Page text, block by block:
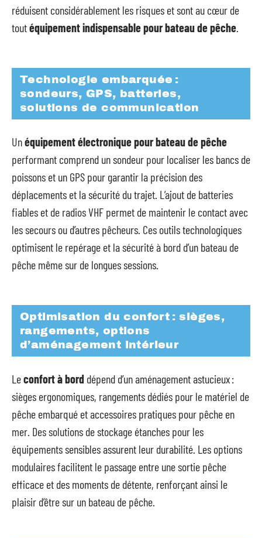
réduisent considérablement les risques et sont au cœur de
toutéquipement indispensable pour bateau de pêche
Technologie embarquée :
sondeurs, GPS, batteries,
solutions de communication
Unéquipement électronique pour bateau de pêche
performant comprend un sondeur pour localiser les bancs de
poissons et un GPS pour garantir la précision des
déplacements et la sécurité du trajet. L’ajout de batteries
fiables et de radios VHF permet de maintenir le contact avec
les secours ou d’autres pêcheurs. Ces outils technologiques
optimisent le repérage et la sécurité à bord d’un bateau de
pêche même sur de longues sessions.
Optimisation du confort : sièges,
rangements, options
d’aménagement intérieur
Leconfort à bord dépend d’un aménagement astucieux :
sièges ergonomiques, rangements dédiés pour le matériel de
pêche embarqué et accessoires pratiques pour pêche en
mer. Des solutions de stockage étanches pour les
équipements sensibles assurent leur durabilité. Les options
modulaires facilitent le passage entre une sortie pêche
efficace et des moments de détente, renforçant ainsi le
plaisir d’être sur un bateau de pêche.